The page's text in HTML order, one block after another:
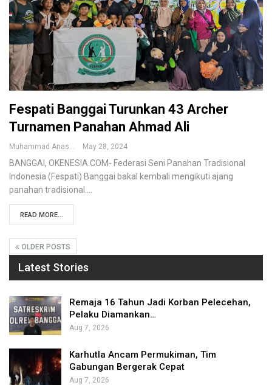
Fespati Banggai Turunkan 43 Archer
Turnamen Panahan Ahmad Ali
May 28, 2024
BANGGAI, OKENESIA.COM- Federasi Seni Panahan Tradisional
Indonesia (Fespati) Banggai bakal kembali mengikuti ajang
panahan tradisional.…
READ MORE...
OLDER POSTS
Latest Stories
Remaja 16 Tahun Jadi Korban Pelecehan,
Pelaku Diamankan…
Aug 7, 2026
Karhutla Ancam Permukiman, Tim
Gabungan Bergerak Cepat
Aug 7, 2026